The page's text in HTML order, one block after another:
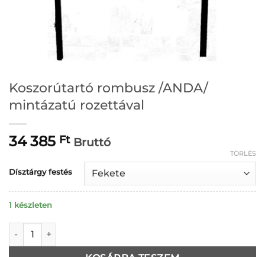
Koszorútartó rombusz /ANDA/
mintázatú rozettával
34 385 Ft Bruttó
Dísztárgy festés
TÖRLÉS
1 készleten
Koszorútartó rombusz /ANDA/ mintázatú rozettával